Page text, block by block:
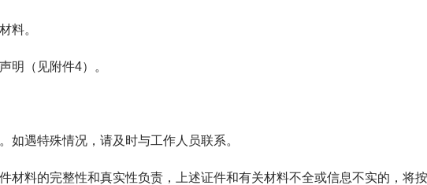
料。
明（见附件4）。
如遇特殊情况，请及时与工作人员联系。
材料的完整性和真实性负责，上述证件和有关材料不全或信息不实的，将